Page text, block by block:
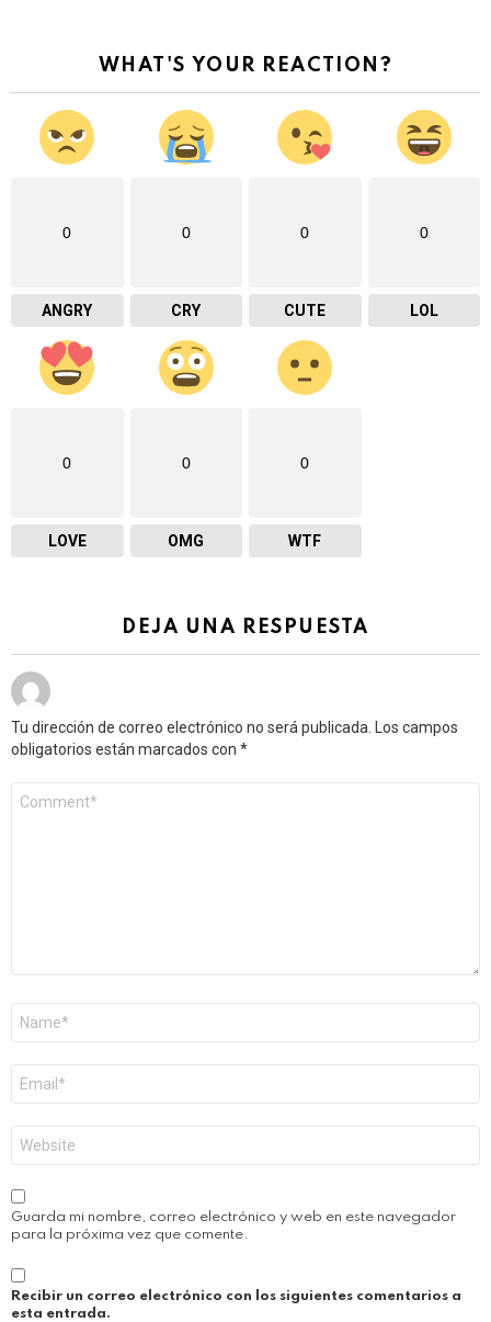
WHAT'S YOUR REACTION?
0
ANGRY
0
CRY
0
CUTE
0
LOL
0
LOVE
0
OMG
0
WTF
DEJA UNA RESPUESTA
Tu dirección de correo electrónico no será publicada.
Los campos
obligatorios están marcados con *
electrónico
*
Guarda mi nombre, correo electrónico y web en este navegador
para la próxima vez que comente.
Recibir un correo electrónico con los siguientes comentarios a
esta entrada.